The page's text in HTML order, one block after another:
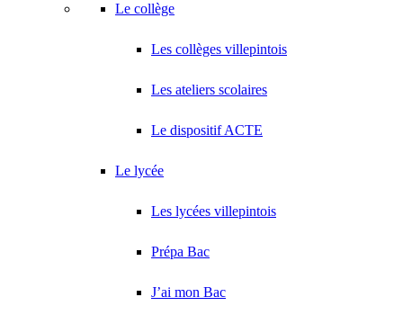
Le collège
Les collèges villepintois
Les ateliers scolaires
Le dispositif ACTE
Le lycée
Les lycées villepintois
Prépa Bac
J’ai mon Bac